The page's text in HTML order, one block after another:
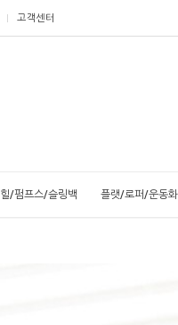
고객센터
힐/펌프스/슬링백 플랫/로퍼/운동